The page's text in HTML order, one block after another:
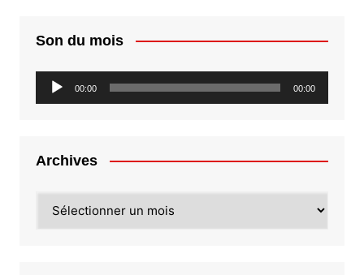
Son du mois
Lecteur
audio
00:00 00:00
Archives